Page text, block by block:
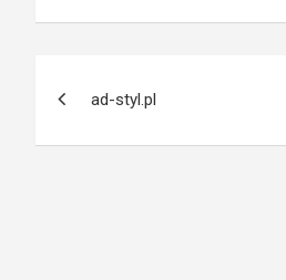
ad-styl.pl